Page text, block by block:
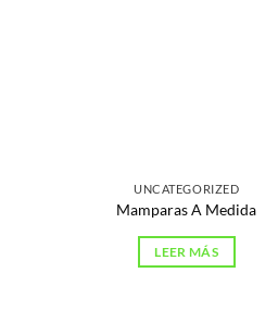
UNCATEGORIZED
Mamparas A Medida
LEER MÁS